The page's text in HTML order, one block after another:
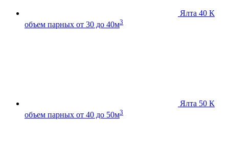
Ялта 40 К
объем парных от 30 до 40м3
Ялта 50 К
объем парных от 40 до 50м3